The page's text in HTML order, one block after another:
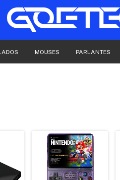
MOUSES PARLANTES